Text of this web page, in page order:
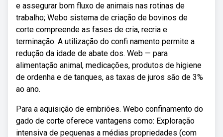
e assegurar bom fluxo de animais nas rotinas de
trabalho; Webo sistema de criação de bovinos de
corte compreende as fases de cria, recria e
terminação. A utilização do confi namento permite a
redução da idade de abate dos. Web — para
alimentação animal, medicações, produtos de higiene
de ordenha e de tanques, as taxas de juros são de 3%
ao ano.
Para a aquisição de embriões. Webo confinamento do
gado de corte oferece vantagens como: Exploração
intensiva de pequenas a médias propriedades (com